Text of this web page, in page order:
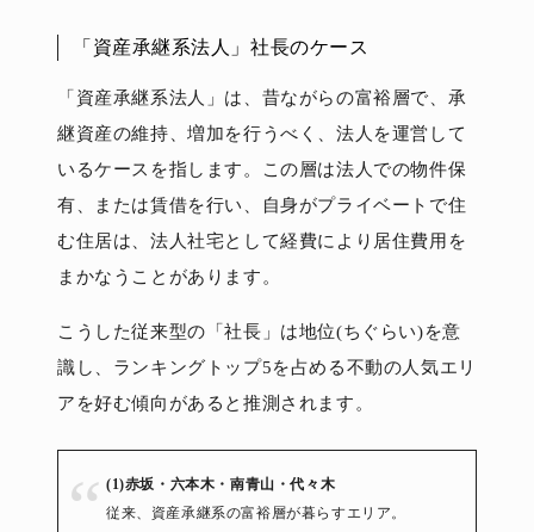
「資産承継系法人」社長のケース
「資産承継系法人」は、昔ながらの富裕層で、承
継資産の維持、増加を行うべく、法人を運営して
いるケースを指します。この層は法人での物件保
有、または賃借を行い、自身がプライベートで住
む住居は、法人社宅として経費により居住費用を
まかなうことがあります。
こうした従来型の「社長」は地位(ちぐらい)を意
識し、ランキングトップ5を占める不動の人気エリ
アを好む傾向があると推測されます。
(1)赤坂・六本木・南青山・代々木
従来、資産承継系の富裕層が暮らすエリア。